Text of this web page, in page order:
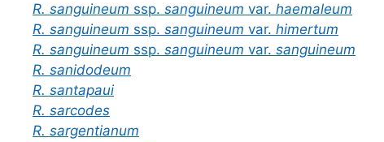
R. sanguineum ssp. sanguineum var. haemaleum
R. sanguineum ssp. sanguineum var. himertum
R. sanguineum ssp. sanguineum var. sanguineum
R. sanidodeum
R. santapaui
R. sarcodes
R. sargentianum